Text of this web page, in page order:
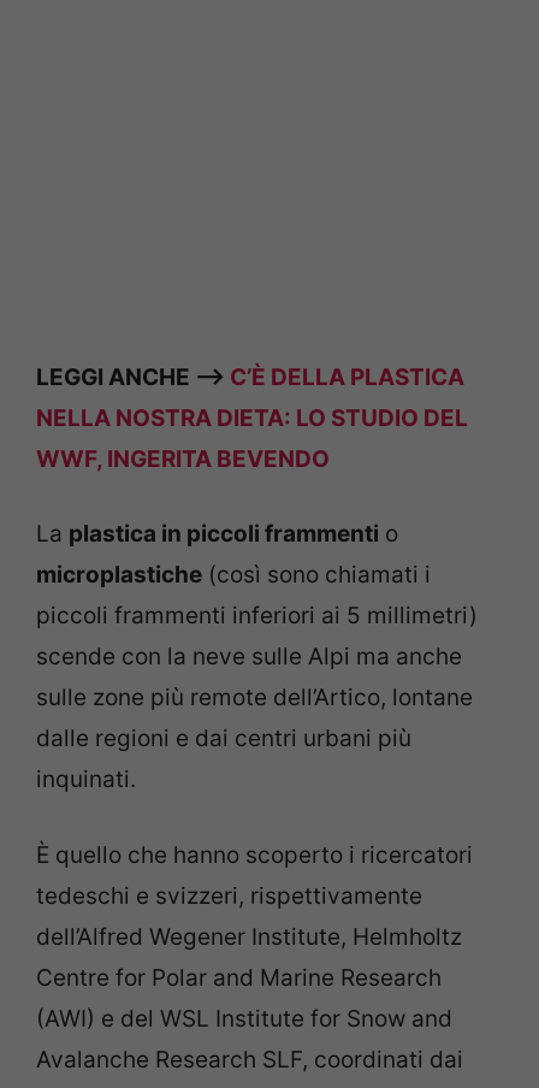
LEGGI ANCHE –> C’È DELLA PLASTICA
NELLA NOSTRA DIETA: LO STUDIO DEL
WWF, INGERITA BEVENDO
La plastica in piccoli frammenti o
microplastiche (così sono chiamati i
piccoli frammenti inferiori ai 5 millimetri)
scende con la neve sulle Alpi ma anche
sulle zone più remote dell’Artico, lontane
dalle regioni e dai centri urbani più
inquinati.
È quello che hanno scoperto i ricercatori
tedeschi e svizzeri, rispettivamente
dell’Alfred Wegener Institute, Helmholtz
Centre for Polar and Marine Research
(AWI) e del WSL Institute for Snow and
Avalanche Research SLF, coordinati dai